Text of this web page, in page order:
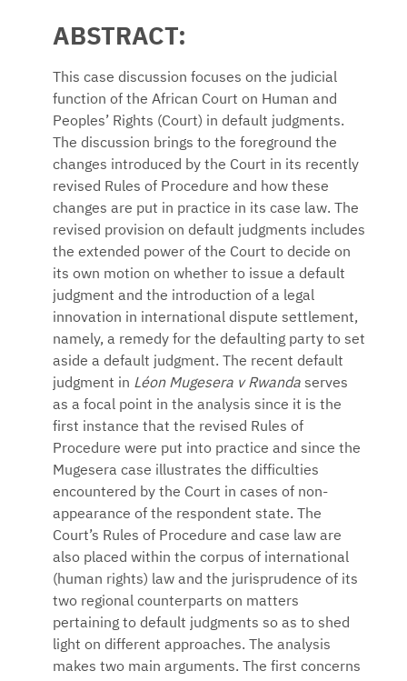
ABSTRACT:
This case discussion focuses on the judicial
function of the African Court on Human and
Peoples’ Rights (Court) in default judgments.
The discussion brings to the foreground the
changes introduced by the Court in its recently
revised Rules of Procedure and how these
changes are put in practice in its case law. The
revised provision on default judgments includes
the extended power of the Court to decide on
its own motion on whether to issue a default
judgment and the introduction of a legal
innovation in international dispute settlement,
namely, a remedy for the defaulting party to set
aside a default judgment. The recent default
judgment in Léon Mugesera v Rwanda serves
as a focal point in the analysis since it is the
first instance that the revised Rules of
Procedure were put into practice and since the
Mugesera case illustrates the difficulties
encountered by the Court in cases of non-
appearance of the respondent state. The
Court’s Rules of Procedure and case law are
also placed within the corpus of international
(human rights) law and the jurisprudence of its
two regional counterparts on matters
pertaining to default judgments so as to shed
light on different approaches. The analysis
makes two main arguments. The first concerns